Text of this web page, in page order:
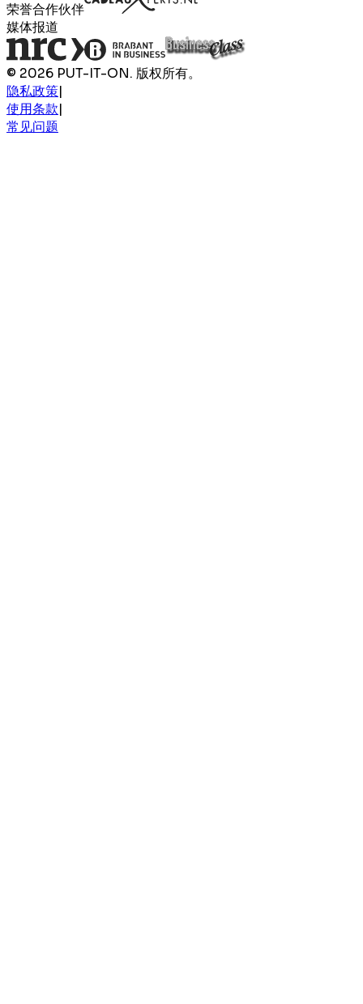
荣誉合作伙伴
媒体报道
© 2026 PUT-IT-ON. 版权所有。
隐私政策|
使用条款|
常见问题